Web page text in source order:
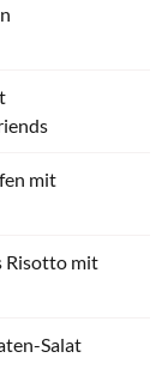
mit
Risotto mit
Salat